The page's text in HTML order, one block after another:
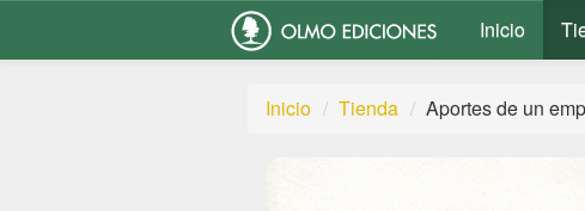
Inicio
Inicio Tienda Aportes de un